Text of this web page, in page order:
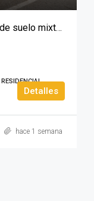
Casa de 4 Habitaciones con uso de suelo mixto en Escazú
Detalles
hace 1 semana